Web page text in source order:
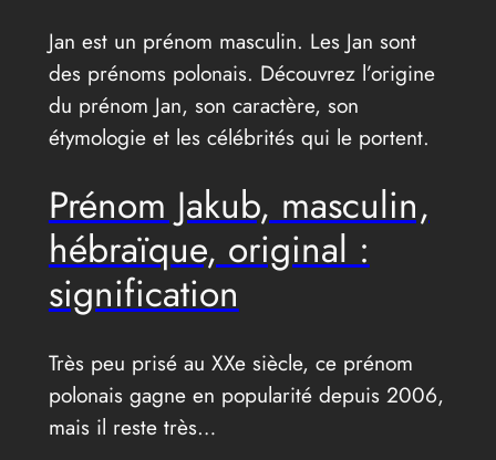
Jan est un prénom masculin. Les Jan sont
des prénoms polonais. Découvrez l’origine
du prénom Jan, son caractère, son
étymologie et les célébrités qui le portent.
Prénom Jakub, masculin,
hébraïque, original :
signification
Très peu prisé au XXe siècle, ce prénom
polonais gagne en popularité depuis 2006,
mais il reste très…